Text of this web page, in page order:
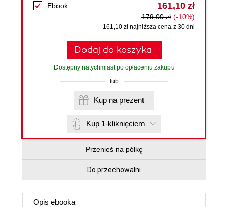
Ebook 161,10 zł
179,00 zł (-10%)
161,10 zł najniższa cena z 30 dni
Dodaj do koszyka
Dostępny natychmiast po opłaceniu zakupu
lub
Kup na prezent
Kup 1-kliknięciem
Przenieś na półkę
Do przechowalni
Opis ebooka